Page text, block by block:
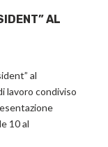
AL
al
lavoro condiviso
10 al